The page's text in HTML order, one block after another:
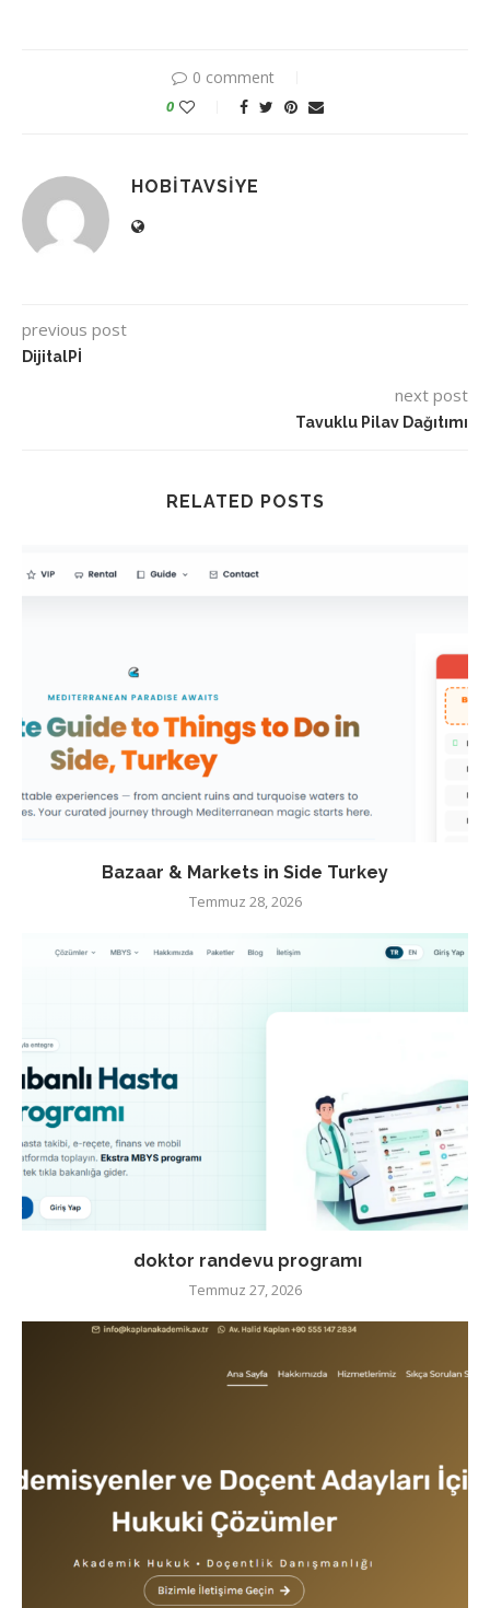
0 comment
0
HOBITAVSIYE
previous post
DijitalPİ
next post
Tavuklu Pilav Dağıtımı
RELATED POSTS
Bazaar & Markets in Side Turkey
Temmuz 28, 2026
doktor randevu programı
Temmuz 27, 2026